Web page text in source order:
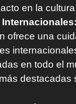
en la
Internacionales:
ofrece una
en todo el
destacadas